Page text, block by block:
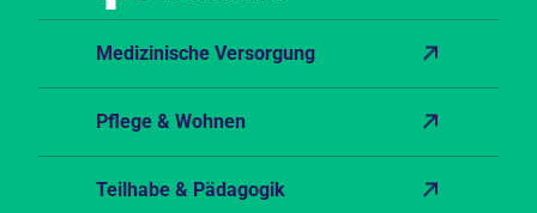
Medizinische Versorgung
Pflege & Wohnen
Teilhabe & Pädagogik